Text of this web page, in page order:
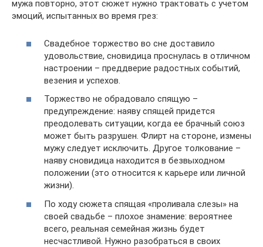
мужа повторно, этот сюжет нужно трактовать с учетом
эмоций, испытанных во время грез:
Свадебное торжество во сне доставило
удовольствие, сновидица проснулась в отличном
настроении – преддверие радостных событий,
везения и успехов.
Торжество не обрадовало спящую –
предупреждение: наяву спящей придется
преодолевать ситуации, когда ее брачный союз
может быть разрушен. Флирт на стороне, измены
мужу следует исключить. Другое толкование –
наяву сновидица находится в безвыходном
положении (это относится к карьере или личной
жизни).
По ходу сюжета спящая «проливала слезы» на
своей свадьбе – плохое знамение: вероятнее
всего, реальная семейная жизнь будет
несчастливой. Нужно разобраться в своих